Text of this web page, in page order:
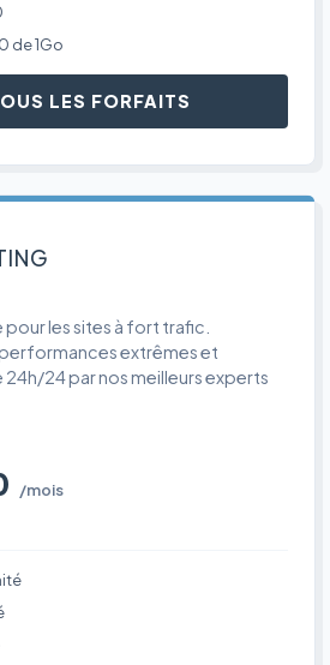
de 1Go
LES FORFAITS
les sites à fort trafic.
extrêmes et
24 par nos meilleurs experts
/mois